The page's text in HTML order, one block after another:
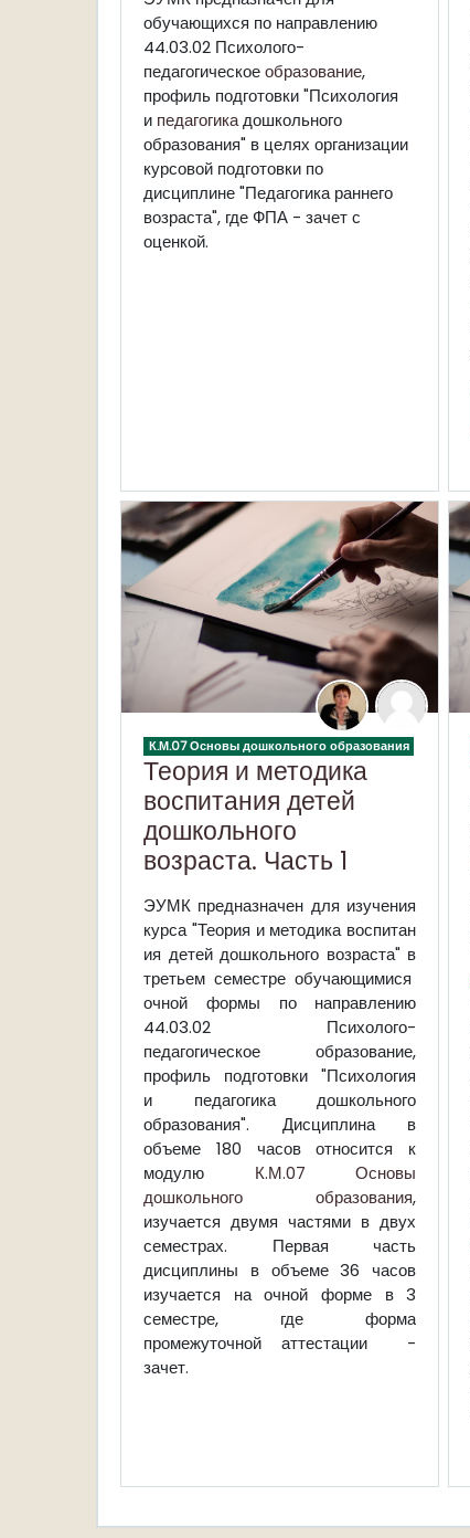
обучающихся по направлению
44.03.02 Психолого-
педагогическоеобразование,
профиль подготовки "Психология
и педагогикадошкольного
образования" в целях организации
курсовой подготовки по
дисциплине "Педагогика раннего
возраста", где ФПА - зачет с
оценкой.
К.М.07 Основы дошкольного образования
Теория и методика
воспитания детей
дошкольного
возраста. Часть 1
ЭУМК предназначен для изучения
курса "Теория и методика воспитан
ия детей дошкольного возраста" в
третьем семестреобучающимися
очной формы по направлению
44.03.02 Психолого-
педагогическое образование,
профиль подготовки "Психология
и педагогика дошкольного
образования". Дисциплина в
объеме 180 часов относится к
модулю К.М.07 Основы
дошкольного образования,
изучается двумя частями в двух
семестрах. Первая часть
дисциплины в объеме 36 часов
изучается на очной форме в 3
семестре, где форма
промежуточной аттестации -
зачет.